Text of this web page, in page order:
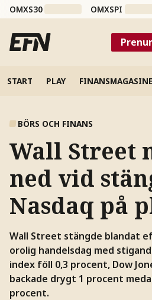
OMXS30 OMXSPI
START PLAY
BÖRS OCH FINANS
Wall Street
ned vid
Nasdaq på
Wall Street stängde blandat
orolig handelsdag med
index föll 0,3 procent, Dow
backade drygt 1 procent
procent.